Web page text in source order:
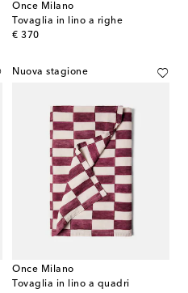
Once Milano
Tovaglia in lino a righe
€ 370
original price
Nuova stagione
Once Milano
Tovaglia in lino a quadri